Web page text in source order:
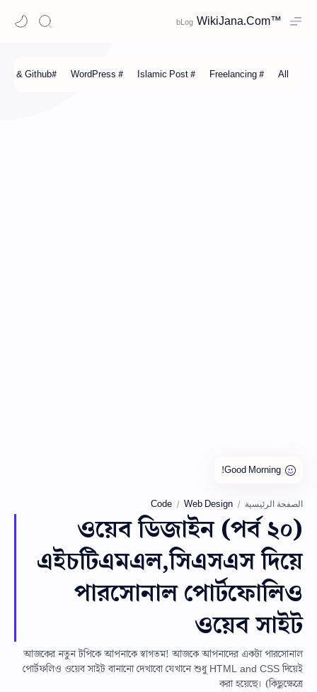
WikiJana.Com™
الصفحة الرئيسية Code Web Design
ওয়েব ডিজাইন (পর্ব ২০)
এইচটিএমএল,সিএসএস দিয়ে
পারসোনাল পোর্টফোলিও
ওয়েব সাইট
আজকের নতুন টপিকে আপনাকে স্বাগতম! আজকে আপনাদের একটা পারসোনাল
পোর্টফলিও ওয়েব সাইট বানানো দেখাবো যেখানে শুধু HTML and CSS দিয়েই
করা হয়েছে। (কিছুক্ষেত্রে